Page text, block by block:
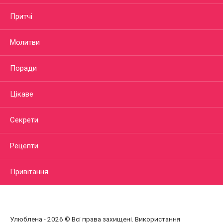
Притчі
Молитви
Поради
Цікаве
Секрети
Рецепти
Привітання
Улюблена - 2026 © Всі права захищені. Використання